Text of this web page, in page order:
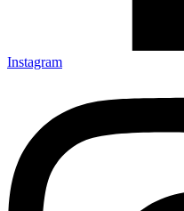
Instagram